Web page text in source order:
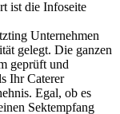
ist die Infoseite
Unternehmen
gelegt. Die ganzen
geprüft und
Ihr Caterer
Egal, ob es
Sektempfang